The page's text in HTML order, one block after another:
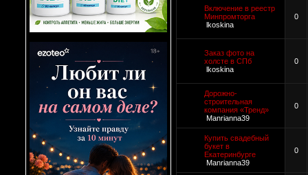
Включение в реестр
Минпромторга
lkoskina
0
Заказ фото на
холсте в СПб
lkoskina
0
Дорожно-
строительная
компания «Тренд»
Manrianna39
0
Купить свадебный
букет в
Екатеринбурге
Manrianna39
0